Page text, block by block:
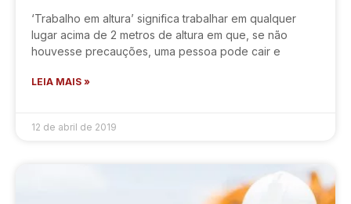
‘Trabalho em altura’ significa trabalhar em qualquer
lugar acima de 2 metros de altura em que, se não
houvesse precauções, uma pessoa pode cair e
LEIA MAIS »
12 de abril de 2019